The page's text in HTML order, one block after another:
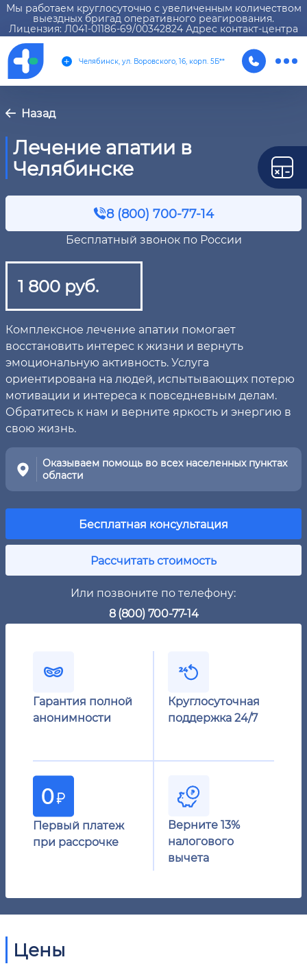
Мы работаем круглосуточно с увеличенным количеством
выездных бригад оперативного реагирования.
Лицензия: Л041-01186-69/00342824 Адрес контакт-центра
Челябинск, ул. Воровского, 16, корп. 5Б**
Назад
Лечение апатии в
Челябинске
8 (800) 700-77-14
Бесплатный звонок по России
1 800 руб.
Комплексное лечение апатии помогает
восстановить интерес к жизни и вернуть
эмоциональную активность. Услуга
ориентирована на людей, испытывающих потерю
мотивации и интереса к повседневным делам.
Обратитесь к нам и верните яркость и энергию в
свою жизнь.
Оказываем помощь во всех населенных пунктах
области
Бесплатная консультация
Рассчитать стоимость
Или позвоните по телефону:
8 (800) 700-77-14
Гарантия полной
анонимности
Круглосуточная
поддержка 24/7
Первый платеж
при рассрочке
Верните 13%
налогового
вычета
Цены